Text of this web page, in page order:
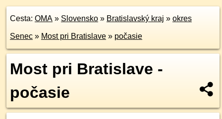
Cesta: OMA » Slovensko » Bratislavský kraj » okres
Senec » Most pri Bratislave » počasie
Most pri Bratislave -
počasie